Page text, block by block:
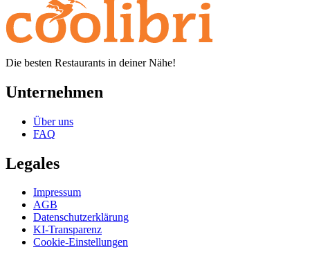
Die besten Restaurants in deiner Nähe!
Unternehmen
Über uns
FAQ
Legales
Impressum
AGB
Datenschutzerklärung
KI-Transparenz
Cookie-Einstellungen